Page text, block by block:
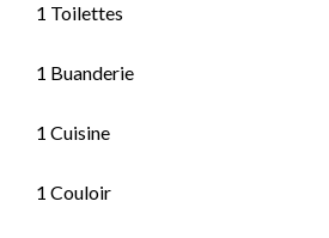
1 Toilettes
1 Buanderie
1 Cuisine
1 Couloir